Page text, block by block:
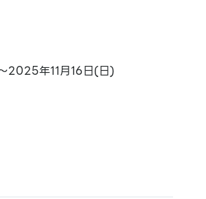
2025年11月16日(日)